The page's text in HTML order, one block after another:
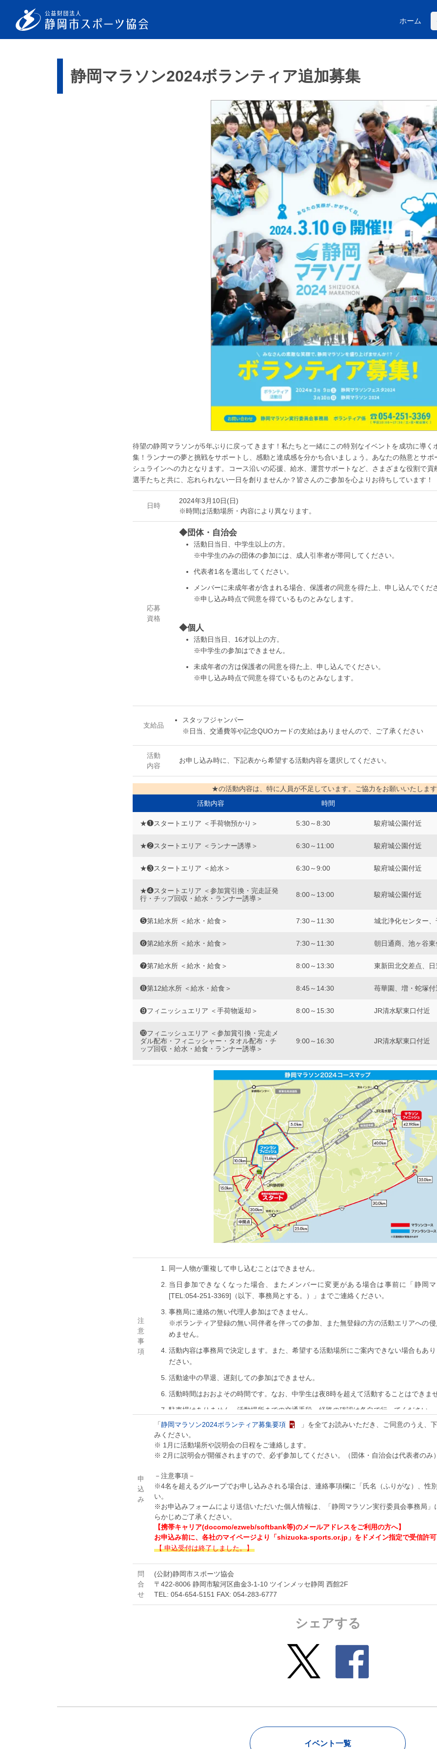
ホーム
静岡マラソン2024ボランティア追加募集
待望の静岡マラソンが5年ぶりに戻ってきます！私たちと一緒にこの特別なイベントを成功に導く
集！ランナーの夢と挑戦をサポートし、感動と達成感を分かち合いましょう。あなたの熱意とサ
シュラインへの力となります。コース沿いの応援、給水、運営サポートなど、さまざまな役割で
選手たちと共に、忘れられない一日を創りませんか？皆さんのご参加を心よりお待ちしています！
日時
2024年3月10日(日)
※時間は活動場所・内容により異なります。
応募
資格
◆団体・自治会
活動日当日、中学生以上の方。
※中学生のみの団体の参加には、成人引率者が帯同してください。
代表者1名を選出してください。
メンバーに未成年者が含まれる場合、保護者の同意を得た上、申し込んでくだ
※申し込み時点で同意を得ているものとみなします。
◆個人
活動日当日、16才以上の方。
※中学生の参加はできません。
未成年者の方は保護者の同意を得た上、申し込んでください。
※申し込み時点で同意を得ているものとみなします。
支給品
スタッフジャンパー
※日当、交通費等や記念QUOカードの支給はありませんので、ご了承ください
活動
内容
お申し込み時に、下記表から希望する活動内容を選択してください。
★の活動内容は、特に人員が不足しています。ご協力をお願いいたしま
活動内容
時間
★❶スタートエリア ＜手荷物預かり＞ 5:30～8:30 駿府城公園付近
★❷スタートエリア ＜ランナー誘導＞ 6:30～11:00 駿府城公園付近
★❸スタートエリア ＜給水＞ 6:30～9:00 駿府城公園付近
★❹スタートエリア ＜参加賞引換・完走証発
行・チップ回収・給水・ランナー誘導＞
8:00～13:00 駿府城公園付近
❺第1給水所 ＜給水・給食＞ 7:30～11:30 城北浄化センター
❻第2給水所 ＜給水・給食＞ 7:30～11:30 朝日通商、池ヶ谷東
❼第7給水所 ＜給水・給食＞ 8:00～13:30 東新田北交差点、
❽第12給水所 ＜給水・給食＞ 8:45～14:30 苺華園、増・蛇塚付
❾フィニッシュエリア ＜手荷物返却＞ 8:00～15:30 JR清水駅東口付近
❿フィニッシュエリア ＜参加賞引換・完走メ
ダル配布・フィニッシャー・タオル配布・チ
ップ回収・給水・給食・ランナー誘導＞
9:00～16:30 JR清水駅東口付近
注
意
事
項
同一人物が重複して申し込むことはできません。
当日参加できなくなった場合、またメンバーに変更がある場合は事前に「静岡
[TEL:054-251-3369]（以下、事務局とする。）」までご連絡ください。
事務局に連絡の無い代理人参加はできません。
※ボランティア登録の無い同伴者を伴っての参加、また無登録の方の活動エリアへの
めません。
活動内容は事務局で決定します。また、希望する活動場所にご案内できない場合もあ
ださい。
活動途中の早退、遅刻しての参加はできません。
活動時間はおおよその時間です。なお、中学生は夜8時を超えて活動することはできま
駐車場はありません。活動場所までの交通手段・経路の確認は各自で行ってください。
防寒・雨天対策は各自で行ってください。またタオル等も各自でご準備ください。
荷物を預ける場所はありません。貴重品を含め携行品の管理は各自で行ってください
者は責任を負いません。
主催者は傷害保険に一括加入します（個人負担はありません）。保険の適用範囲は契
ボランティア活動中（説明会等含む）の映像・写真・記録などのテレビ・ラジオ・新
次回大会の募集要項等への掲載権と肖像権は主催者に属します。主催者及び主催者が
び宣伝等の目的で使用することがあります。
遵守し、主催者の個人情報保護方針に基づき、個人情報を取扱います。個人情報は、 大
動を円滑に遂行することを目的に、活動に必要な諸連絡、出欠確認、関係資料発送、登録
レポートの依頼、傷害保険申込等に利用します。主催者から、申込内容に関する確認連絡
ります。
申
込
み
「 静岡マラソン2024ボランティア募集要項
」を全てお読みいただき、ご同意のうえ、
みください。
※ 1月に活動場所や説明会の日程をご連絡します。
※ 2月に説明会が開催されますので、必ず参加してください。（団体・自治会は代表者のみ
－注意事項－
※4名を超えるグループでお申し込みされる場合は、連絡事項欄に「氏名（ふりがな）、性
い。
※お申込みフォームにより送信いただいた個人情報は、「静岡マラソン実行委員会事務局」
らかじめご了承ください。
【携帯キャリア(docomo/ezweb/softbank等)のメールアドレスをご利用の方へ】
お申込み前に、各社のマイページより「shizuoka-sports.or.jp」をドメイン指定で受信許
【 申込受付は終了しました。】
問
合
せ
(公財)静岡市スポーツ協会
〒422-8006 静岡市駿河区曲金3-1-10 ツインメッセ静岡 西館2F
TEL: 054-654-5151 FAX: 054-283-6777
シェアする
イベント一覧